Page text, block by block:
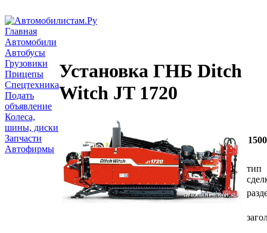
Главная
Автомобили
Автобусы
Грузовики
Прицепы
Спецтехника
Подать
объявление
Колеса,
шины, диски
Запчасти
Автофирмы
Установка ГНБ Ditch
Witch JT 1720
тип